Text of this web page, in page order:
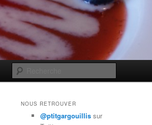
NOUS RETROUVER
@ptitgargouillissur